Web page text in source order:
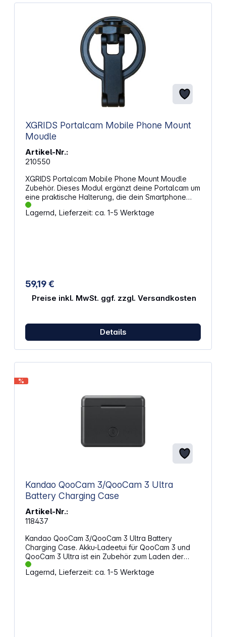
Schnellspannmechanismus für einfache
flexiblen Einsatz Geeignet für professionelle Foto-
und Videoaufnahmen Kompakte und stabile
Abmessungen (BxHxT): 44,5 x 18 x 14,4 mm
XGRIDS Portalcam Mobile Phone Mount
Moudle
Artikel-Nr.:
210550
XGRIDS Portalcam Mobile Phone Mount Moudle
Zubehör. Dieses Modul ergänzt deine Portalcam um
eine praktische Halterung, die dein Smartphone
sicher hält und deine Aufnahmen unterstützt. Durch
die klare Ausrichtung auf mobile Anwendungen
Lagernd, Lieferzeit: ca. 1-5 Werktage
59,19 €
Preise inkl. MwSt. ggf. zzgl. Versandkosten
Details
%
Kandao QooCam 3/QooCam 3 Ultra
Battery Charging Case
Artikel-Nr.:
118437
Kandao QooCam 3/QooCam 3 Ultra Battery
Charging Case. Akku-Ladeetui für QooCam 3 und
QooCam 3 Ultra ist ein Zubehör zum Laden der
Akkus für ActionCam Nutzer. Mit nur 110 g ist es sehr
leicht und ideal für das Laden der Batterien auch
Lagernd, Lieferzeit: ca. 1-5 Werktage